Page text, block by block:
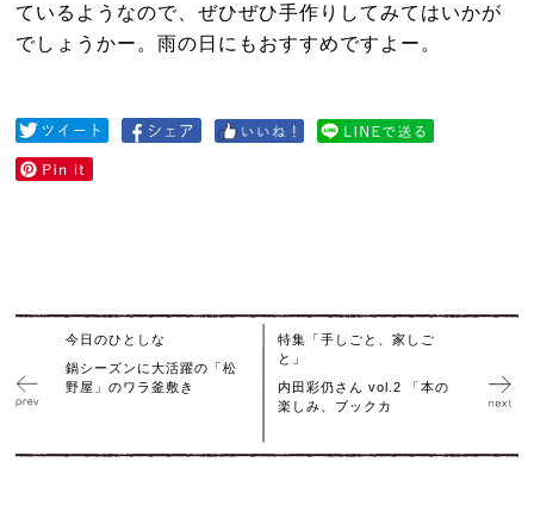
ているようなので、ぜひぜひ手作りしてみてはいかが
でしょうかー。雨の日にもおすすめですよー。
今日のひとしな
鍋シーズンに大活躍の「松
野屋」のワラ釜敷き
特集「手しごと、家しご
と」
内田彩仍さん vol.2 「本の
楽しみ、ブックカ